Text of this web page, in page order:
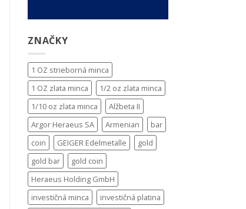
ZNAČKY
1 OZ strieborná minca
1 OZ zlata minca
1/2 oz zlata minca
1/10 oz zlata minca
Alžbeta II
Argor Heraeus SA
Armenian
bar
coin
GEIGER Edelmetalle
gold
gold bar
gold coin
Heraeus Holding GmbH
investičná minca
investičná platina